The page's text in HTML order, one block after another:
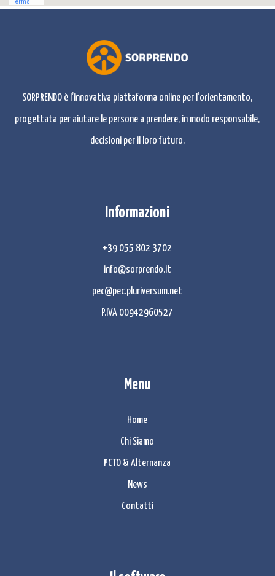
SORPRENDO è l’innovativa piattaforma online per l’orientamento,
progettata per aiutare le persone a prendere, in modo responsabile,
decisioni per il loro futuro.
Informazioni
+39 055 802 3702
info@sorprendo.it
pec@pec.pluriversum.net
P.IVA 00942960527
Menu
Home
Chi Siamo
PCTO & Alternanza
News
Contatti